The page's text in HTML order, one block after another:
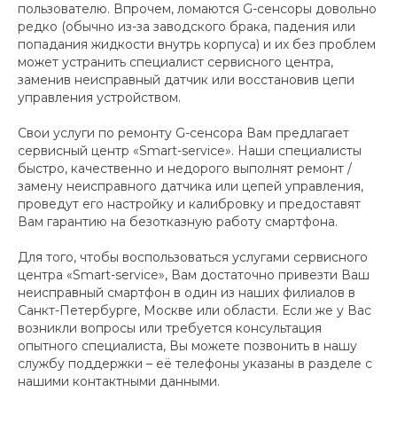
пользователю. Впрочем, ломаются G-сенсоры довольно
редко (обычно из-за заводского брака, падения или
попадания жидкости внутрь корпуса) и их без проблем
может устранить специалист сервисного центра,
заменив неисправный датчик или восстановив цепи
управления устройством.
Свои услуги по ремонту G-сенсора Вам предлагает
сервисный центр «Smart-service». Наши специалисты
быстро, качественно и недорого выполнят ремонт /
замену неисправного датчика или цепей управления,
проведут его настройку и калибровку и предоставят
Вам гарантию на безотказную работу смартфона.
Для того, чтобы воспользоваться услугами сервисного
центра «Smart-service», Вам достаточно привезти Ваш
неисправный смартфон в один из наших филиалов в
Санкт-Петербурге, Москве или области. Если же у Вас
возникли вопросы или требуется консультация
опытного специалиста, Вы можете позвонить в нашу
службу поддержки – её телефоны указаны в разделе с
нашими контактными данными.